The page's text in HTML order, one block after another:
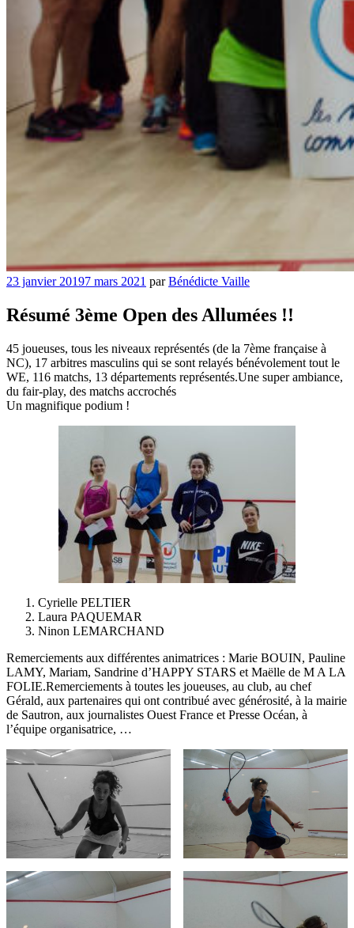
Publié
23 janvier 20197 mars 2021 parBénédicte Vaille
Résumé 3ème Open des Allumées !!
45 joueuses, tous les niveaux représentés (de la 7ème française à
NC), 17 arbitres masculins qui se sont relayés bénévolement tout le
WE, 116 matchs, 13 départements représentés.Une super ambiance,
du fair-play, des matchs accrochés
Un magnifique podium !
Cyrielle PELTIER
Laura PAQUEMAR
Ninon LEMARCHAND
Remerciements aux différentes animatrices : Marie BOUIN, Pauline
LAMY, Mariam, Sandrine d’HAPPY STARS et Maëlle de M A LA
FOLIE.Remerciements à toutes les joueuses, au club, au chef
Gérald, aux partenaires qui ont contribué avec générosité, à la mairie
de Sautron, aux journalistes Ouest France et Presse Océan, à
l’équipe organisatrice, …